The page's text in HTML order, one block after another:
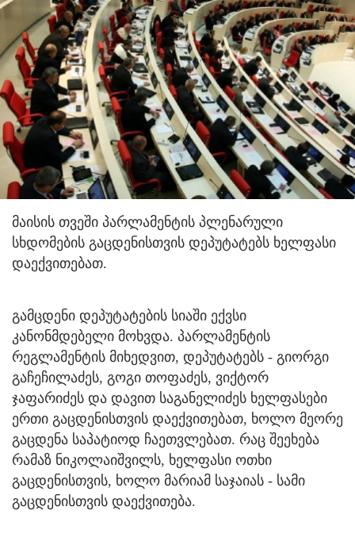
მაისის თვეში პარლამენტის პლენარული
სხდომების გაცდენისთვის დეპუტატებს ხელფასი
დაექვითებათ.
გამცდენი დეპუტატების სიაში ექვსი
კანონმდებელი მოხვდა. პარლამენტის
რეგლამენტის მიხედვით, დეპუტატებს - გიორგი
გაჩეჩილაძეს, გოგი თოფაძეს, ვიქტორ
ჯაფარიძეს და დავით საგანელიძეს ხელფასები
ერთი გაცდენისთვის დაექვითებათ, ხოლო მეორე
გაცდენა საპატიოდ ჩაეთვლებათ. რაც შეეხება
რამაზ ნიკოლაიშვილს, ხელფასი ოთხი
გაცდენისთვის, ხოლო მარიამ საჯაიას - სამი
გაცდენისთვის დაექვითება.